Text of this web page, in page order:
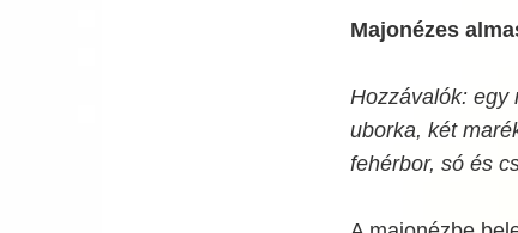
Majonézes
Hozzávalók: egy
uborka, két
fehérbor, só és